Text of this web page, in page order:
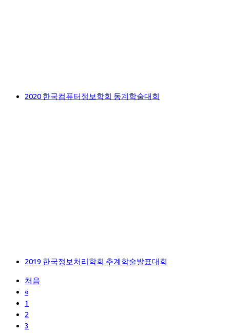
2020 한국컴퓨터정보학회 동계학술대회
2019 한국정보처리학회 추계학술발표대회
처음
«
1
2
3